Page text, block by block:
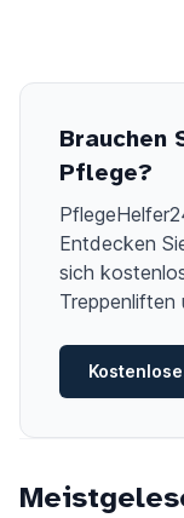
Brauchen
Pflege?
Entdecken
sich
Treppenliften